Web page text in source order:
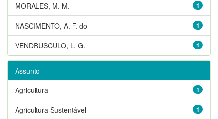
1
MORALES, M. M.
1
NASCIMENTO, A. F. do
1
VENDRUSCULO, L. G.
Assunto
1
Agricultura
1
Agricultura Sustentável